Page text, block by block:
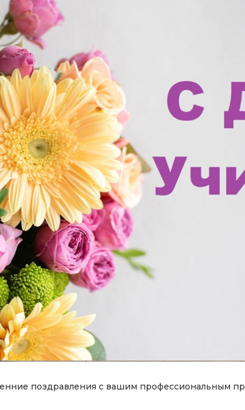
поздравления с вашим профессиональным